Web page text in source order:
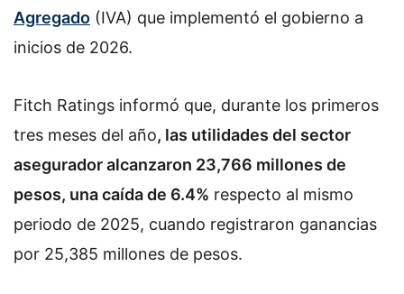
Agregado (IVA) que implementó el gobierno a
inicios de 2026.
Fitch Ratings informó que, durante los primeros
tres meses del año, las utilidades del sector
asegurador alcanzaron 23,766 millones de
pesos, una caída de 6.4% respecto al mismo
periodo de 2025, cuando registraron ganancias
por 25,385 millones de pesos.